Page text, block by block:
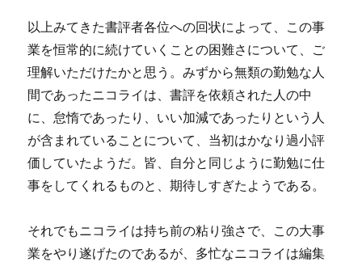
以上みてきた書評者各位への回状によって、この事
業を恒常的に続けていくことの困難さについて、ご
理解いただけたかと思う。みずから無類の勤勉な人
間であったニコライは、書評を依頼された人の中
に、怠惰であったり、いい加減であったりという人
が含まれていることについて、当初はかなり過小評
価していたようだ。皆、自分と同じように勤勉に仕
事をしてくれるものと、期待しすぎたようである。
それでもニコライは持ち前の粘り強さで、この大事
業をやり遂げたのであるが、多忙なニコライは編集